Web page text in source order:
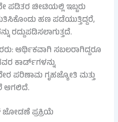
ಚೀಟಿಯಲ್ಲಿ ಇಬ್ಬರು
ಹಣ ಪಡೆಯುತ್ತಿದ್ದರೆ,
ರದ್ದುಪಡಿಸಲಾಗುತ್ತದೆ.
ಆರ್ಥಿಕವಾಗಿ ಸಬಲರಾಗಿದ್ದರೂ
ಕಾರ್ಡ್‌ಗಳನ್ನು
ನೇರ ಪರಿಣಾಮ ಗೃಹಜ್ಯೋತಿ ಮತ್ತು
ಆಗಲಿದೆ.
ಜೋಡಣೆ ಪ್ರಕ್ರಿಯೆ